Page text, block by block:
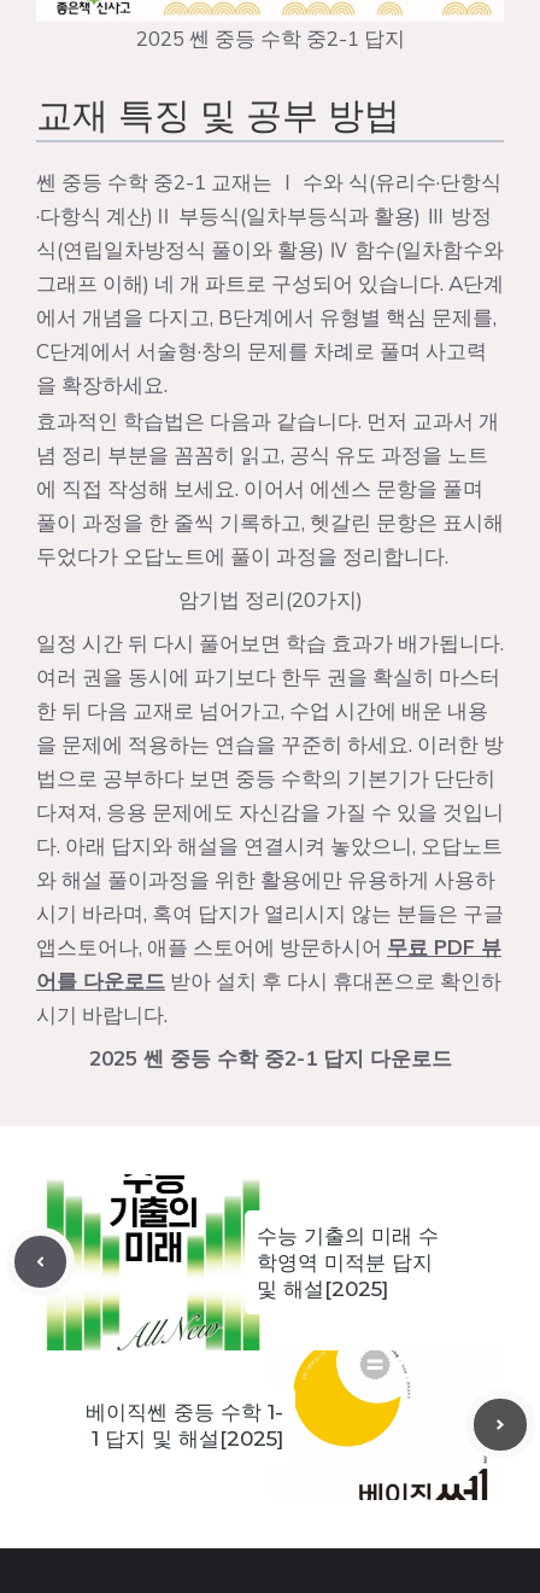
2025 쎈 중등 수학 중2-1 답지
교재 특징 및 공부 방법
쎈 중등 수학 중2-1 교재는 Ⅰ 수와 식(유리수·단항식
·다항식 계산)Ⅱ 부등식(일차부등식과 활용) Ⅲ 방정
식(연립일차방정식 풀이와 활용) Ⅳ 함수(일차함수와
그래프 이해) 네 개 파트로 구성되어 있습니다. A단계
에서 개념을 다지고, B단계에서 유형별 핵심 문제를,
C단계에서 서술형·창의 문제를 차례로 풀며 사고력
을 확장하세요.
효과적인 학습법은 다음과 같습니다. 먼저 교과서 개
념 정리 부분을 꼼꼼히 읽고, 공식 유도 과정을 노트
에 직접 작성해 보세요. 이어서 에센스 문항을 풀며
풀이 과정을 한 줄씩 기록하고, 헷갈린 문항은 표시해
두었다가 오답노트에 풀이 과정을 정리합니다.
암기법 정리(20가지)
일정 시간 뒤 다시 풀어보면 학습 효과가 배가됩니다.
여러 권을 동시에 파기보다 한두 권을 확실히 마스터
한 뒤 다음 교재로 넘어가고, 수업 시간에 배운 내용
을 문제에 적용하는 연습을 꾸준히 하세요. 이러한 방
법으로 공부하다 보면 중등 수학의 기본기가 단단히
다져져, 응용 문제에도 자신감을 가질 수 있을 것입니
다. 아래 답지와 해설을 연결시켜 놓았으니, 오답노트
와 해설 풀이과정을 위한 활용에만 유용하게 사용하
시기 바라며, 혹여 답지가 열리시지 않는 분들은 구글
앱스토어나, 애플 스토어에 방문하시어 무료 PDF 뷰
어를 다운로드 받아 설치 후 다시 휴대폰으로 확인하
시기 바랍니다.
2025 쎈 중등 수학 중2-1 답지 다운로드
수능 기출의 미래 수
학영역 미적분 답지
및 해설[2025]
베이직쎈 중등 수학 1-
1 답지 및 해설[2025]